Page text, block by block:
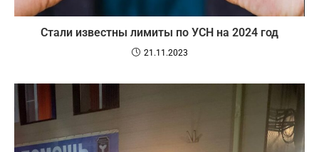
Стали известны лимиты по УСН на 2024 год
21.11.2023